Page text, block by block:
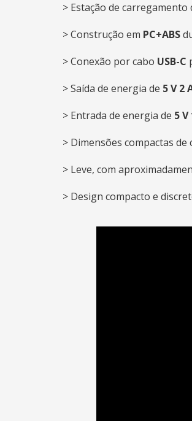
> Estação de
> Construção em PC+ABS
> Conexão por cabo USB-C
> Saída de energia de 5 V 2
> Entrada de energia de 5 V
> Dimensões compactas de
> Leve, com
> Design compacto e